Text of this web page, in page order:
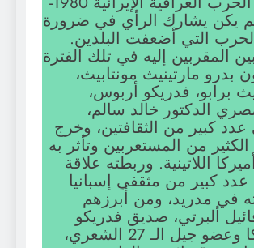
إذ لم يكن يشارك الرأي في ضرورة
التي أضعفت البلدين.
المقربين إليه في تلك الفترة
بدرو مارتينيث مونتابيث،
برابو، فدريكو أربوس،
الدكتور خالد سالم،
كبير من الثقافتين، وخرج
من المستعربين وتأثر به
اللاتينية. وربطته علاقة
كبير من مثقفي إسبانيا
في مدريد، ومن أبرزهم
ألبرتي، صديق فدريكو
غارثيا لوركا وعضو جيل الـ 27 الشعري،